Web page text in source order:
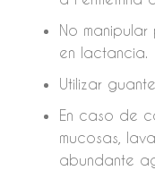
No
en lactancia.
Utilizar
En caso de
mucosas,
abundante